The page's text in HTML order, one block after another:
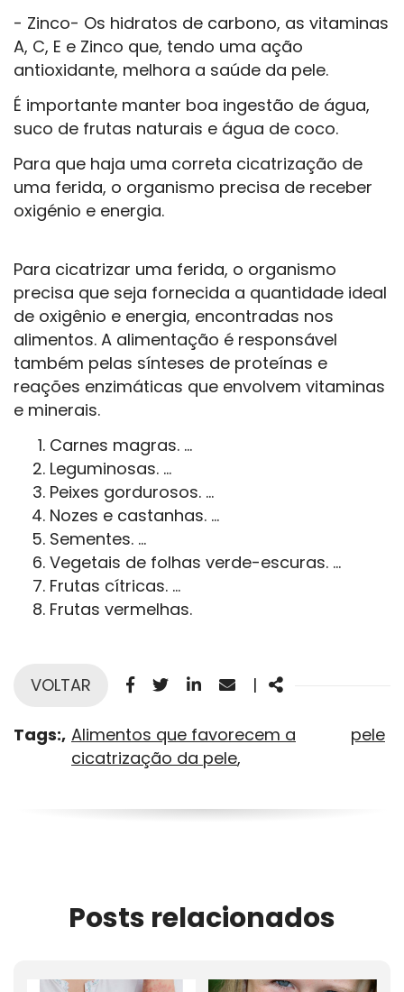
- Zinco- Os hidratos de carbono, as vitaminas
A, C, E e Zinco que, tendo uma ação
antioxidante, melhora a saúde da pele.
É importante manter boa ingestão de água,
suco de frutas naturais e água de coco.
Para que haja uma correta cicatrização de
uma ferida, o organismo precisa de receber
oxigénio e energia.
Para cicatrizar uma ferida, o organismo
precisa que seja fornecida a quantidade ideal
de oxigênio e energia, encontradas nos
alimentos. A alimentação é responsável
também pelas sínteses de proteínas e
reações enzimáticas que envolvem vitaminas
e minerais.
Carnes magras. ...
Leguminosas. ...
Peixes gordurosos. ...
Nozes e castanhas. ...
Sementes. ...
Vegetais de folhas verde-escuras. ...
Frutas cítricas. ...
Frutas vermelhas.
VOLTAR Facebook
TwitterLinkedinEmail
| Share
Tags: Alimentos que favorecem a
cicatrização da pele
pele
Posts relacionados